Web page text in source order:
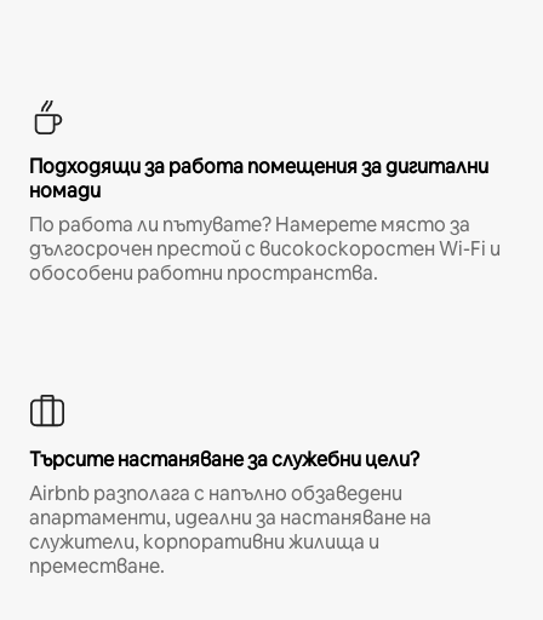
Подходящи за работа помещения за дигитални
номади
По работа ли пътувате? Намерете място за
дългосрочен престой с високоскоростен Wi-Fi и
обособени работни пространства.
Търсите настаняване за служебни цели?
Airbnb разполага с напълно обзаведени
апартаменти, идеални за настаняване на
служители, корпоративни жилища и
преместване.